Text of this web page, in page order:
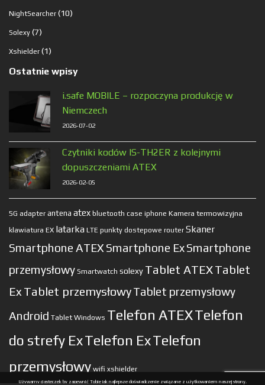
produkty
NightSearcher 1010
Solexy 77
produktów
Xshielder 11
produkt
Ostatnie wpisy
i.safe MOBILE – rozpoczyna produkcję w
Niemczech
2026-07-02
Czytniki kodów IS-TH2ER z kolejnymi
dopuszczeniami ATEX
2026-02-05
5G adapter antena atex bluetooth case iphone Kamera termowizyjna
klawiatura EX latarka LTE punkty dostepowe router Skaner
Smartphone ATEX Smartphone ExSmartphone
przemysłowy Smartwatch solexy Tablet ATEXTablet
Ex Tablet przemysłowyTablet przemysłowy
Android Tablet Windows Telefon ATEXTelefon
do strefy ExTelefon ExTelefon
przemysłowy wifi xshielder
Używamy ciasteczek by zapewnić Tobie jak najlepsze doświadczenie związane z użytkowaniem naszej strony.